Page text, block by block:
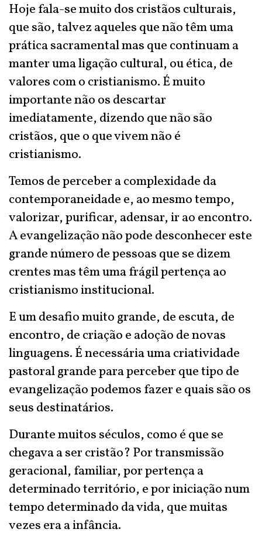
Hoje fala-se muito dos cristãos culturais,
que são, talvez aqueles que não têm uma
prática sacramental mas que continuam a
manter uma ligação cultural, ou ética, de
valores com o cristianismo. É muito
importante não os descartar
imediatamente, dizendo que não são
cristãos, que o que vivem não é
cristianismo.
Temos de perceber a complexidade da
contemporaneidade e, ao mesmo tempo,
valorizar, purificar, adensar, ir ao encontro.
A evangelização não pode desconhecer este
grande número de pessoas que se dizem
crentes mas têm uma frágil pertença ao
cristianismo institucional.
E um desafio muito grande, de escuta, de
encontro, de criação e adoção de novas
linguagens. É necessária uma criatividade
pastoral grande para perceber que tipo de
evangelização podemos fazer e quais são os
seus destinatários.
Durante muitos séculos, como é que se
chegava a ser cristão? Por transmissão
geracional, familiar, por pertença a
determinado território, e por iniciação num
tempo determinado da vida, que muitas
vezes era a infância.